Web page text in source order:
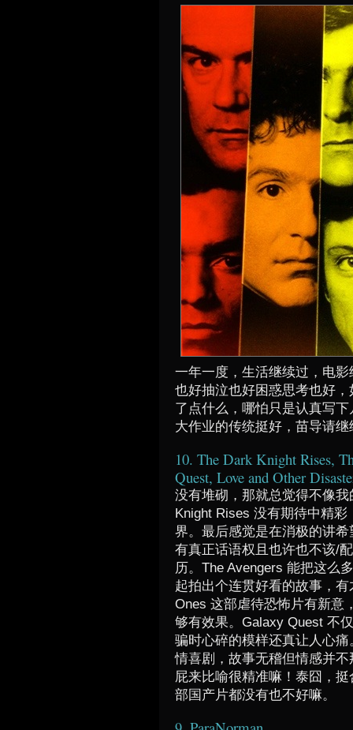
一年一度，生活继续过，电
也好抽泣也好困惑思考也好
了点什么，哪怕只是认真写
大作业的传统挺好，苗导请
10. The Dark Knight Rises,
Quest, Love and Other
没有堆砌，那就总觉得不像
Knight Rises 没有期待中精
界。最后感觉是在消极的讲
有真正话语权且也许也不该/
历。The Avengers 能把这么
起拍出个连贯好看的故事，
Ones 这部虐待恐怖片有新意
够有效果。Galaxy Quest 不
骗时心碎的模样还真让人心
情喜剧，故事无稽但情感并
屁来比喻很精准嘛！泰囧，
部国产片都没有也不好嘛。